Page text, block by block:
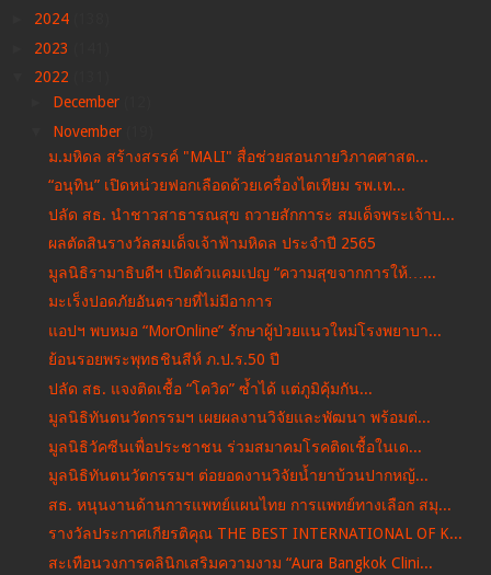
2024
2023
2022
December
November
ม.มหิดล สร้างสรรค์ "MALI" สื่อช่วยสอนกายวิภาคศาสต...
“อนุทิน” เปิดหน่วยฟอกเลือดด้วยเครื่องไตเทียม รพ.เท...
ปลัด สธ. นำชาวสาธารณสุข ถวายสักการะ สมเด็จพระเจ้าบ...
ผลตัดสินรางวัลสมเด็จเจ้าฟ้ามหิดล ประจำปี 2565
มูลนิธิรามาธิบดีฯ เปิดตัวแคมเปญ “ความสุขจากการให้…...
มะเร็งปอดภัยอันตรายที่ไม่มีอาการ
แอปฯ พบหมอ “MorOnline” รักษาผู้ป่วยแนวใหม่โรงพยาบา...
ย้อนรอยพระพุทธชินสีห์ ภ.ป.ร.50 ปี
ปลัด สธ. แจงติดเชื้อ “โควิด” ซ้ำได้ แต่ภูมิคุ้มกัน...
มูลนิธิทันตนวัตกรรมฯ เผยผลงานวิจัยและพัฒนา พร้อมต่...
มูลนิธิวัคซีนเพื่อประชาชน ร่วมสมาคมโรคติดเชื้อในเด...
มูลนิธิทันตนวัตกรรมฯ ต่อยอดงานวิจัยน้ำยาบ้วนปากหญ้...
สธ. หนุนงานด้านการแพทย์แผนไทย การแพทย์ทางเลือก สมุ...
รางวัลประกาศเกียรติคุณ THE BEST INTERNATIONAL OF K...
สะเทือนวงการคลินิกเสริมความงาม “Aura Bangkok Clini...